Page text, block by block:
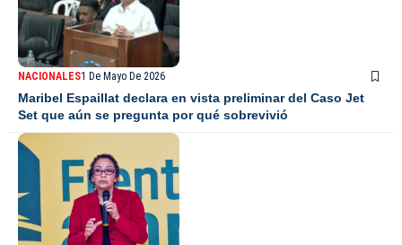
NACIONALES1 De Mayo De 2026
Maribel Espaillat declara en vista preliminar del Caso Jet
Set que aún se pregunta por qué sobrevivió